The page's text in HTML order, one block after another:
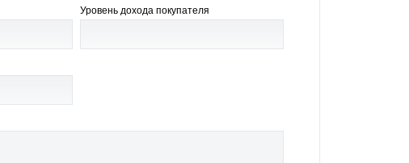
Уровень дохода покупателя